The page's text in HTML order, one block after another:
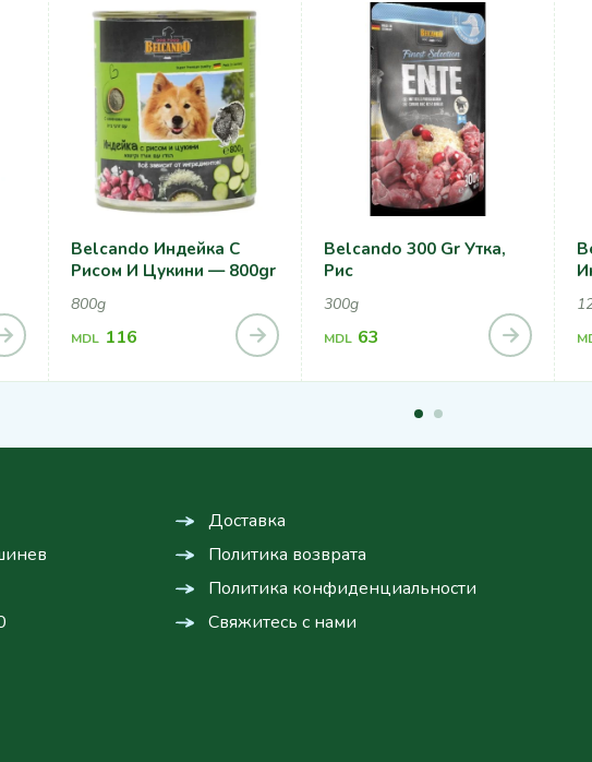
Belcando Индейка С
Рисом И Цукини — 800gr
800g
MDL 116
Belcando 300 Gr Утка,
Рис
300g
MDL 63
Доставка
Политика возврата
Политика конфиденциальности
Свяжитесь с нами